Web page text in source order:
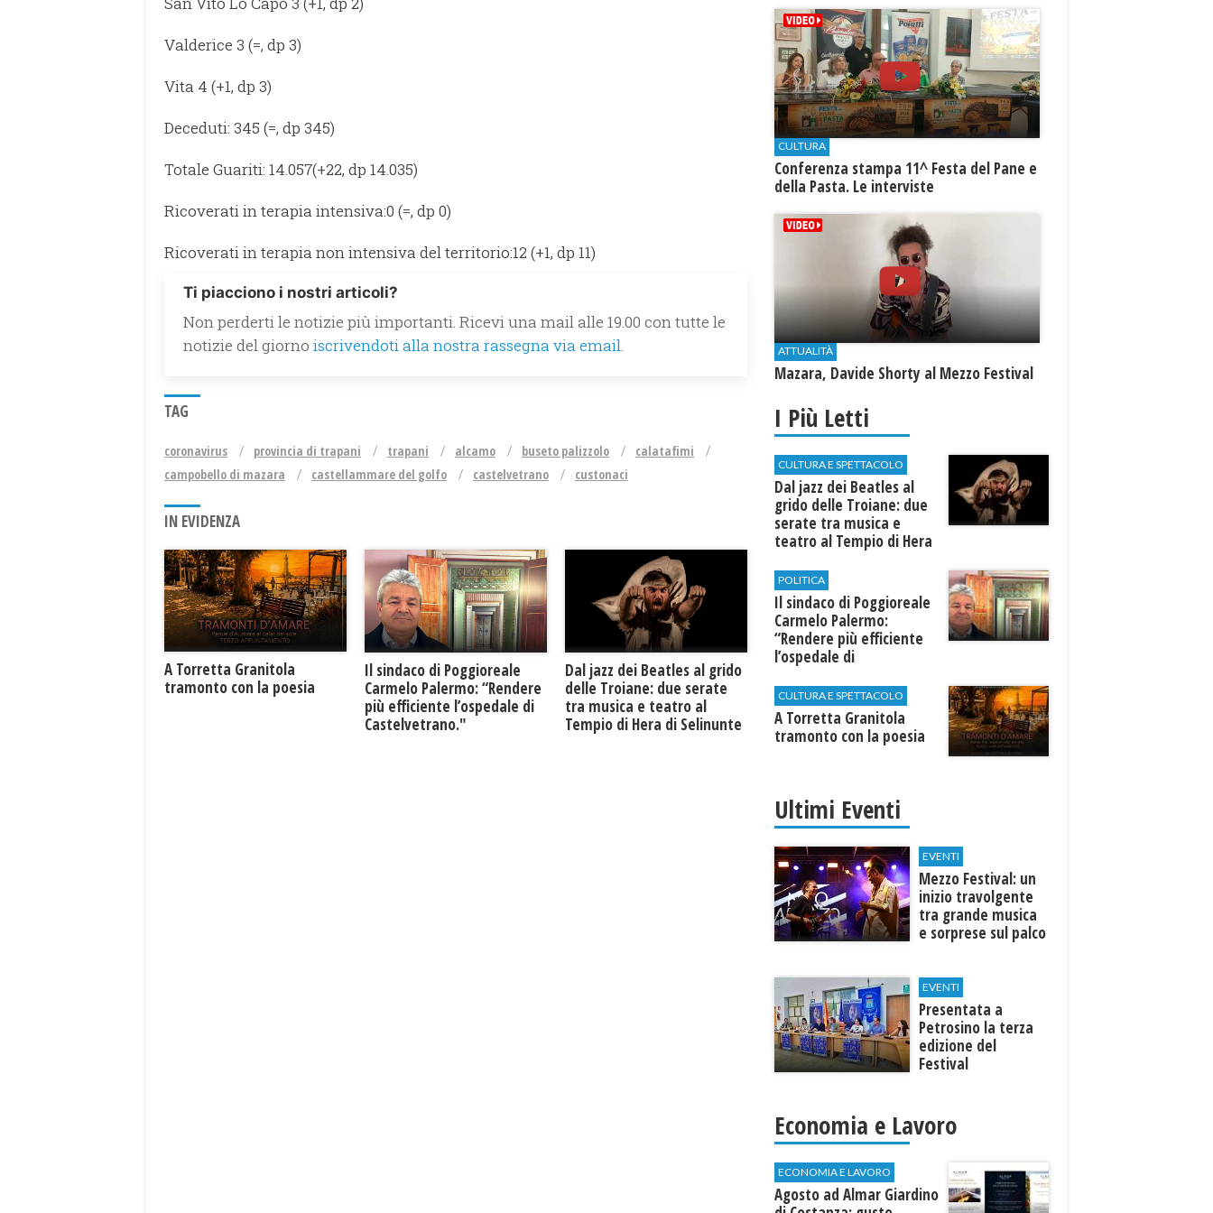
Valderice 3 (=, dp 3)
Vita 4 (+1, dp 3)
Deceduti: 345 (=, dp 345)
Totale Guariti: 14.057(+22, dp 14.035)
Ricoverati in terapia intensiva:0 (=, dp 0)
Ricoverati in terapia non intensiva del territorio:12 (+1, dp 11)
Ti piacciono i nostri articoli?
Non perderti le notizie più importanti. Ricevi una mail alle 19.00 con tutte le
notizie del giorno iscrivendoti alla nostra rassegna via email.
TAG
coronavirus provincia di trapani trapani alcamo buseto palizzolo
calatafimi
campobello di mazara
castellammare del golfo castelvetrano custonaci
IN EVIDENZA
​A Torretta Granitola
tramonto con la poesia
Il sindaco di Poggioreale
Carmelo Palermo: “Rendere
più efficiente l’ospedale di
Castelvetrano."
Dal jazz dei Beatles al grido
delle Troiane: due serate
tra musica e teatro al
Tempio di Hera di Selinunte
CULTURA
Conferenza stampa 11^ Festa del Pane e
della Pasta. Le interviste
ATTUALITÀ
Mazara, Davide Shorty al Mezzo Festival
I Più Letti
CULTURA E SPETTACOLO
Dal jazz dei Beatles al
grido delle Troiane: due
serate tra musica e
teatro al Tempio di Hera
POLITICA
Il sindaco di Poggioreale
Carmelo Palermo:
“Rendere più efficiente
l’ospedale di
CULTURA E SPETTACOLO
​A Torretta Granitola
tramonto con la poesia
Ultimi Eventi
EVENTI
Mezzo Festival: un
inizio travolgente
tra grande musica
e sorprese sul palco
EVENTI
Presentata a
Petrosino la terza
edizione del
Festival
"Voci dal
Mediterraneo"
Economia e Lavoro
ECONOMIA E LAVORO
Agosto ad Almar Giardino